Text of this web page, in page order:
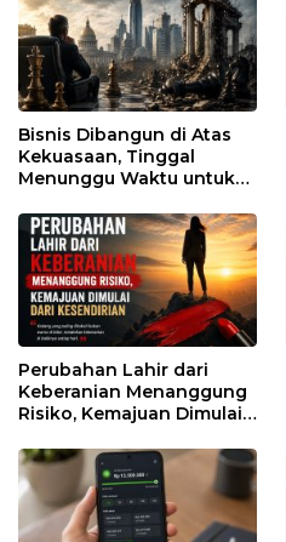
Bisnis Dibangun di Atas
Kekuasaan, Tinggal
Menunggu Waktu untuk
Perubahan Lahir dari
Keberanian Menanggung
Risiko, Kemajuan Dimulai